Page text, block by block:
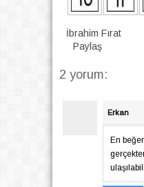
İbrahim Fırat
Paylaş
2 yorum:
Erkan
En